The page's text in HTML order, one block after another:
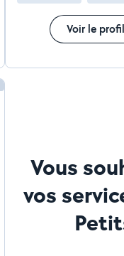
Voir le profil
Vous
vos